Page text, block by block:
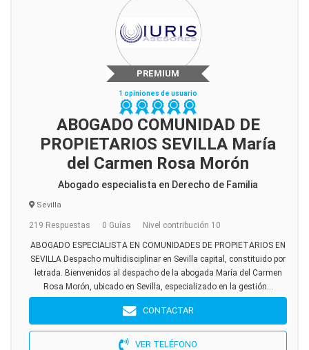
PREMIUM
1 opiniones de usuario
ABOGADO COMUNIDAD DE
PROPIETARIOS SEVILLA María
del Carmen Rosa Morón
Abogado especialista en Derecho de Familia
Sevilla
219 Respuestas 0 Guías Nivel contribución 10
ABOGADO ESPECIALISTA EN COMUNIDADES DE PROPIETARIOS EN
SEVILLA Despacho multidisciplinar en Sevilla capital, constituido por
letrada. Bienvenidos al despacho de la abogada María del Carmen
Rosa Morón, ubicado en Sevilla, especializado en la gestión...
CONTACTAR
VER TELÉFONO